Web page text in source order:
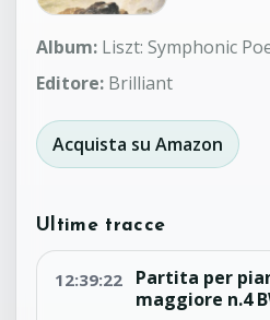
Album: Liszt: Symphonic
Editore: Brilliant
Acquista su Amazon
Ultime tracce
12:39:22
Partita per
maggiore n.4